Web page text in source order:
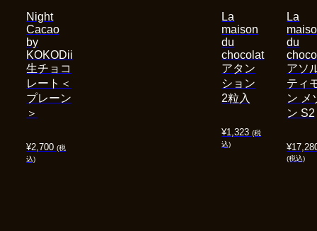
¥2,700 (税
込)
Night
Cacao
by
KOKODii
生チョコ
レート＜
プレーン
＞
¥1,323 (税
込)
La
maison
du
chocolat
アタン
ション
2粒入
¥
(税込)
La
du
アソ
ティ
ン メ
ン S2